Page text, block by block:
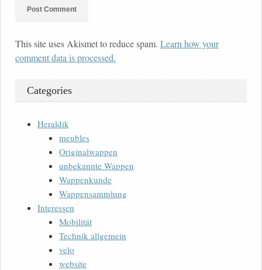
This site uses Akismet to reduce spam. Learn how your
comment data is processed.
Categories
Heraldik
meubles
Originalwappen
unbekannte Wappen
Wappenkunde
Wappensammlung
Interessen
Mobilität
Technik allgemein
velo
website